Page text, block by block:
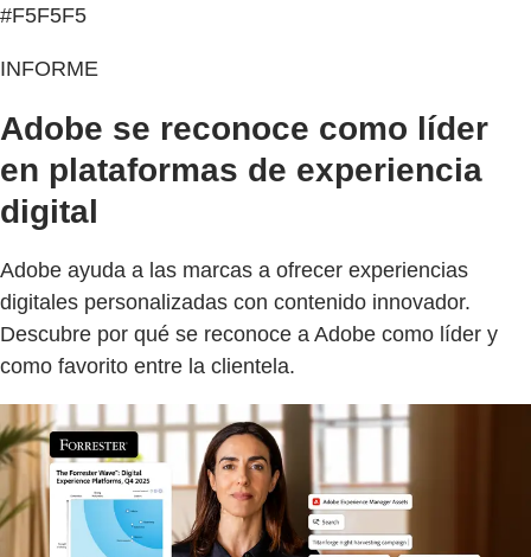
#F5F5F5
INFORME
Adobe se reconoce como líder
en plataformas de experiencia
digital
Adobe ayuda a las marcas a ofrecer experiencias
digitales personalizadas con contenido innovador.
Descubre por qué se reconoce a Adobe como líder y
como favorito entre la clientela.